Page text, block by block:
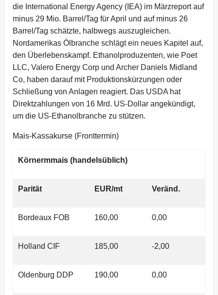
die International Energy Agency (IEA) im Märzreport auf
minus 29 Mio. Barrel/Tag für April und auf minus 26
Barrel/Tag schätzte, halbwegs auszugleichen.
Nordamerikas Ölbranche schlägt ein neues Kapitel auf,
den Überlebenskampf. Ethanolproduzenten, wie Poet
LLC, Valero Energy Corp und Archer Daniels Midland
Co, haben darauf mit Produktionskürzungen oder
Schließung von Anlagen reagiert. Das USDA hat
Direktzahlungen von 16 Mrd. US-Dollar angekündigt,
um die US-Ethanolbranche zu stützen.
Mais-Kassakurse (Fronttermin)
Körnermmais (handelsüblich)
Parität EUR/mt Veränd.
Bordeaux FOB 160,00 0,00
Holland CIF 185,00 -2,00
Oldenburg DDP 190,00 0,00